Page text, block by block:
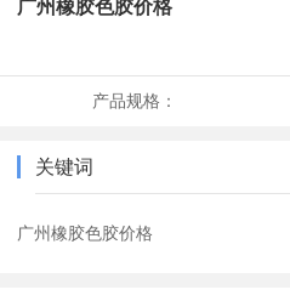
广州橡胶色胶价格
产品规格：
关键词
广州橡胶色胶价格